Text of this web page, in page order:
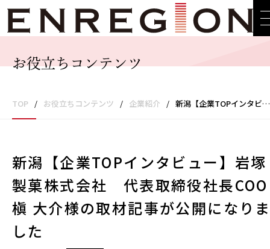
お役立ちコンテンツ
TOP / お役立ちコンテンツ / 企業紹介 / 新潟【企業TOPインタビュー】岩塚製菓株式会社 代表取締役社長COO 槇 大介様の取材記事が公開になりました
新潟【企業TOPインタビュー】岩塚
製菓株式会社 代表取締役社長COO
槇 大介様の取材記事が公開になり
した